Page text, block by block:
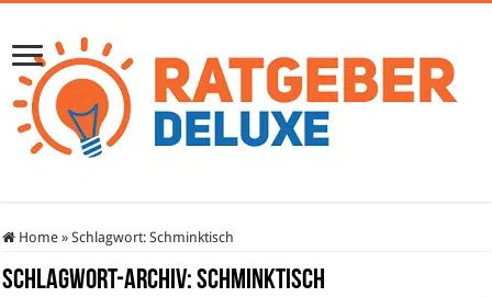
Home » Schlagwort:Schminktisch
Schlagwort-Archiv:Schminktisch